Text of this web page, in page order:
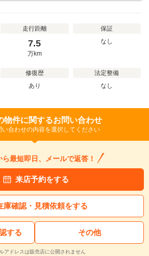
走行距離
7.5
万km
保証
なし
修復歴
あり
法定整備
なし
物件に関するお問い合わせ
い合わせの内容を選択してください
ら最短即日、メールで返答！
来店予約をする
庫確認・見積依頼をする
する その他
アドレスは販売店に公開されません